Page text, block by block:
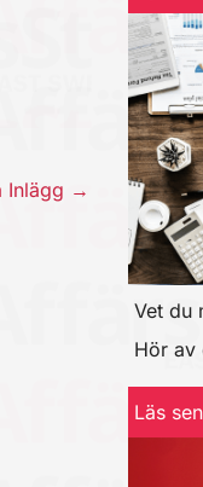
Inlägg →
Vet du
Hör av
Läs